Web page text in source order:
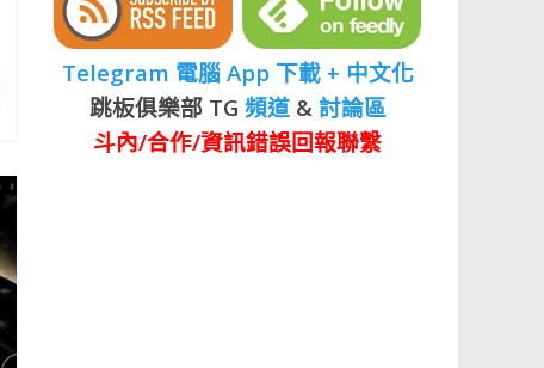
Telegram 電腦 App 下載 + 中文化
跳板俱樂部 TG 頻道& 討論區
斗內/合作/資訊錯誤回報聯繫